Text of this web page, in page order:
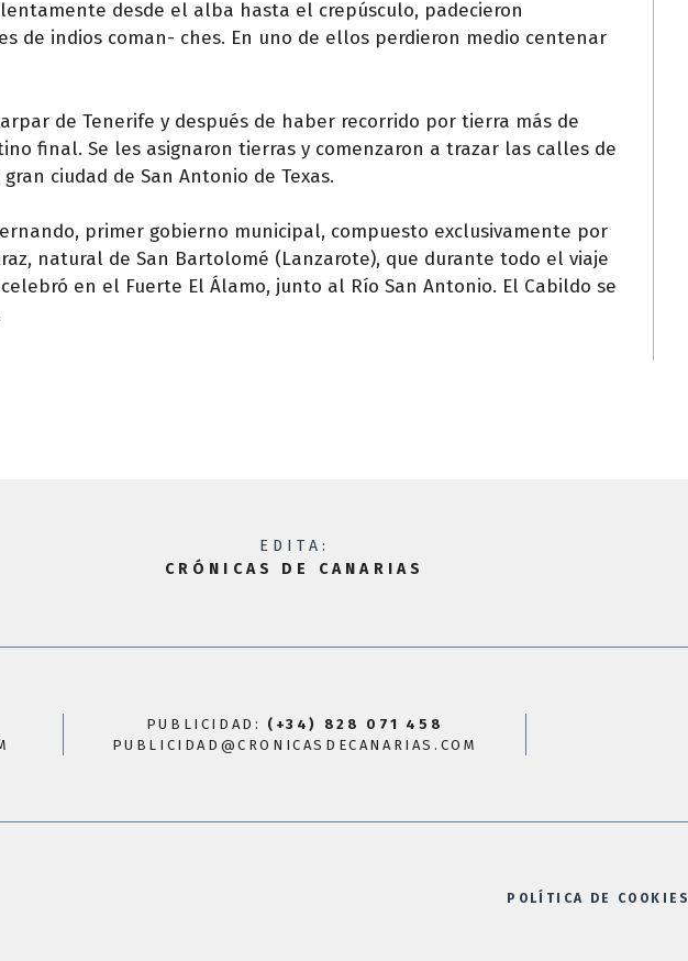
desde el alba hasta el crepúsculo, padecieron
de indios coman- ches. En uno de ellos perdieron medio centenar
de Tenerife y después de haber recorrido por tierra más de
final. Se les asignaron tierras y comenzaron a trazar las calles de
ciudad de San Antonio de Texas.
primer gobierno municipal, compuesto exclusivamente por
natural de San Bartolomé (Lanzarote), que durante todo el viaje
en el Fuerte El Álamo, junto al Río San Antonio. El Cabildo se
EDITA:
CRÓNICAS DE CANARIAS
PUBLICIDAD: (+34) 828 071 458
PUBLICIDAD@CRONICASDECANARIAS.COM
POLÍTICA DE COOKIES